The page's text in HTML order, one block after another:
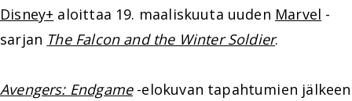
Disney+ aloittaa 19. maaliskuuta uuden Marvel -
sarjan The Falcon and the Winter Soldier.
Avengers: Endgame-elokuvan tapahtumien jälkeen